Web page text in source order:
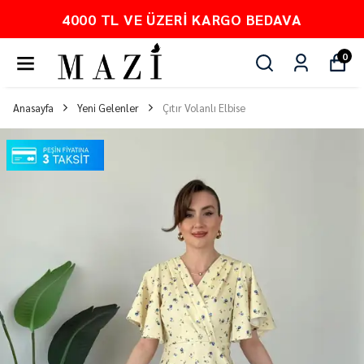
PEŞİN FİYATINA 3 TAKSİT
0
Anasayfa Yeni Gelenler Çıtır Volanlı Elbise